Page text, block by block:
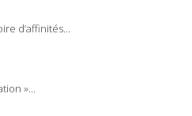
d’affinités...
»...